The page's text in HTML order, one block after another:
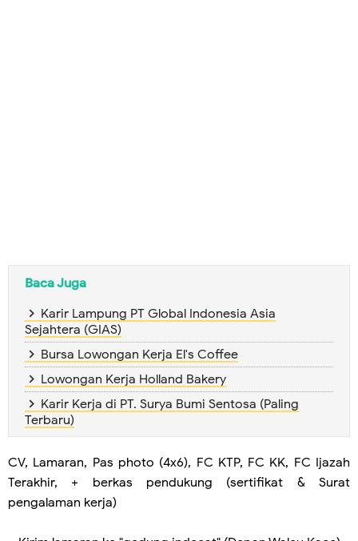
Baca Juga
Karir Lampung PT Global Indonesia Asia
Sejahtera (GIAS)
Bursa Lowongan Kerja El's Coffee
Lowongan Kerja Holland Bakery
Karir Kerja di PT. Surya Bumi Sentosa (Paling
Terbaru)
CV, Lamaran, Pas photo (4x6), FC KTP, FC KK, FC Ijazah
Terakhir, + berkas pendukung (sertifikat & Surat
pengalaman kerja)